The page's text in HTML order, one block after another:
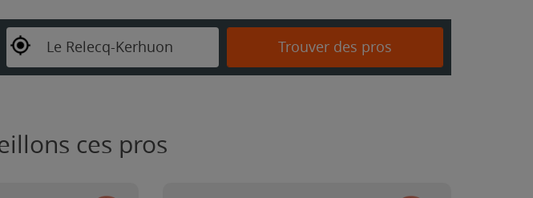
Le Relecq-Kerhuon Trouver des pros
ces pros